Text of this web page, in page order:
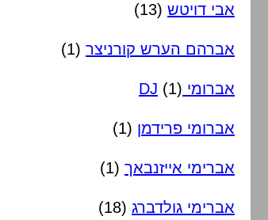
אבי דויטש (13)
אברהם הערש קורניצר (1)
אברומי DJ (1)
אברומי פרידמן (1)
אברימי אייזנבאך (1)
אברימי גולדברג (18)